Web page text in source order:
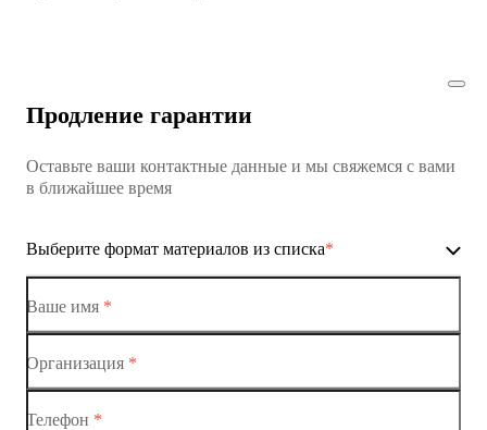
Коммутатор доступа MES1428
Коммутатор доступа MES1428
Коммутаторы доступа
Коммутатор доступа MES1428-03
Продление гарантии
Оставьте ваши контактные данные и мы свяжемся с вами
в ближайшее время
Выберите формат материалов из списка*
Ethernet-коммутаторы
Ваше имя *
Организация *
Телефон *